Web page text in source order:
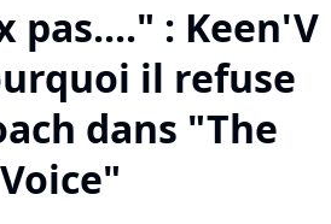
pas...." : Keen'V
il refuse
dans "The
Voice"